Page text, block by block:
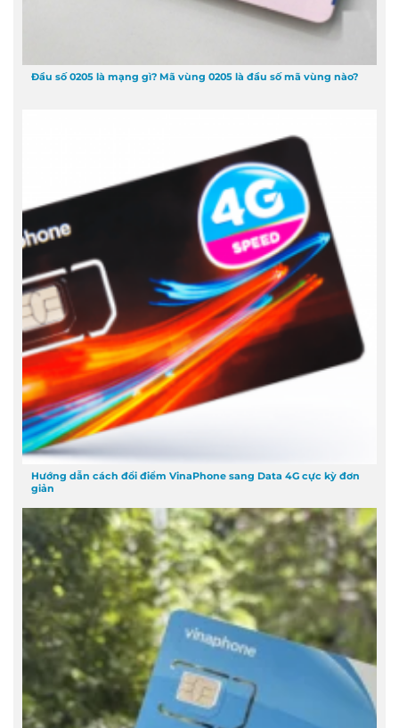
Đầu số 0205 là mạng gì? Mã vùng 0205 là đầu số mã vùng nào?
Hướng dẫn cách đổi điểm VinaPhone sang Data 4G cực kỳ đơn
giản